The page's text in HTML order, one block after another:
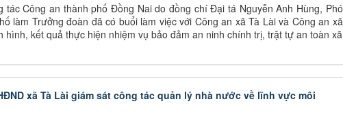
tác Công an thành phố Đồng Nai do đồng chí Đại tá Nguyễn Anh Hùng, Phó
làm Trưởng đoàn đã có buổi làm việc với Công an xã Tà Lài và Công an xã
hình, kết quả thực hiện nhiệm vụ bảo đảm an ninh chính trị, trật tự an toàn xã
xã Tà Lài giám sát công tác quản lý nhà nước về lĩnh vực môi